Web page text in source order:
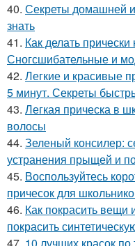
40. Секреты домашней
знать
41. Как делать
Сногсшибательные и
42. Легкие и красивые
5 минут. Секреты
43. Легкая прическа в
волосы
44. Зеленый консилер:
устранения прыщей и
45. Воспользуйтесь
причесок для
46. Как покрасить вещи
покрасить